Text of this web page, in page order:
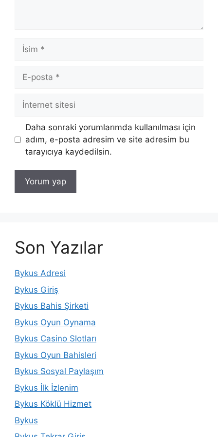
İsim
posta
İnternet
sitesi
Daha sonraki yorumlarımda kullanılması için
adım, e-posta adresim ve site adresim bu
tarayıcıya kaydedilsin.
Son Yazılar
Bykus Adresi
Bykus Giriş
Bykus Bahis Şirketi
Bykus Oyun Oynama
Bykus Casino Slotları
Bykus Oyun Bahisleri
Bykus Sosyal Paylaşım
Bykus İlk İzlenim
Bykus Köklü Hizmet
Bykus